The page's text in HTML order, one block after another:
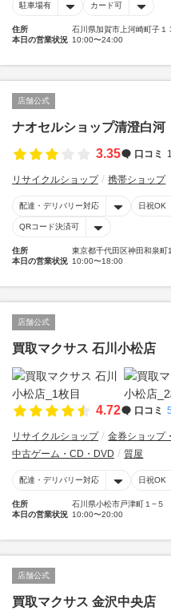
駐車場有 カード可
住所
石川県加賀市上河崎町子１
本日の営業状況 10:00〜24:00
店舗公式
ナオセルショップ清澄白河
3.35
口コミ
リサイクルショップ 携帯ショップ
配達・デリバリー対応 日祝OK
QRコード決済可
住所
東京都千代田区神田和泉町
本日の営業状況 10:00〜18:00
店舗公式
買取マクサス 石川小松店
4.72 口コミ
リサイクルショップ 金券ショップ
中古ゲーム・CD・DVD
質屋
配達・デリバリー対応 日祝OK
住所
石川県小松市戸津町１−５
本日の営業状況 10:00〜20:00
店舗公式
買取マクサス 金沢中央店